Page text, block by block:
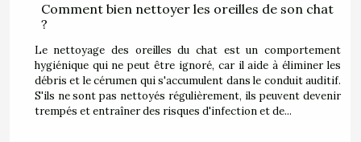
Comment bien nettoyer les oreilles de son chat
?
Le nettoyage des oreilles du chat est un comportement
hygiénique qui ne peut être ignoré, car il aide à éliminer les
débris et le cérumen qui s'accumulent dans le conduit auditif.
S'ils ne sont pas nettoyés régulièrement, ils peuvent devenir
trempés et entraîner des risques d'infection et de...